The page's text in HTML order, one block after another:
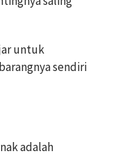
untuk
sendiri
adalah